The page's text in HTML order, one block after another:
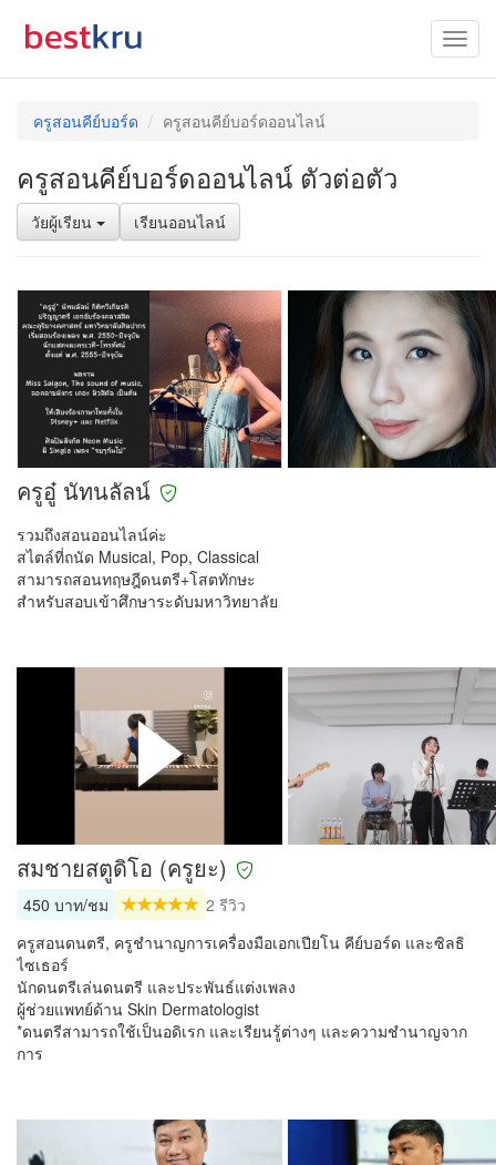
ครูสอนคีย์บอร์ด ครูสอนคีย์บอร์ดออนไลน์
ครูสอนคีย์บอร์ดออนไลน์ ตัวต่อตัว
วัยผู้เรียน เรียนออนไลน์
ครูอู๋ นัทนลัลน์
รวมถึงสอนออนไลน์ค่ะ
สไตล์ที่ถนัด Musical, Pop, Classical
สามารถสอนทฤษฎีดนตรี+โสตทักษะ
สำหรับสอบเข้าศึกษาระดับมหาวิทยาลัย
สมชายสตูดิโอ (ครูยะ)
450 บาท/ชม
2 รีวิว
ครูสอนดนตรี, ครูชำนาญการเครื่องมือเอกเปียโน คีย์บอร์ด และซิลธิ
ไซเธอร์
นักดนตรีเล่นดนตรี และประพันธ์แต่งเพลง
ผู้ช่วยแพทย์ด้าน Skin Dermatologist
*ดนตรีสามารถใช้เป็นอดิเรก และเรียนรู้ต่างๆ และความชำนาญจาก
การ